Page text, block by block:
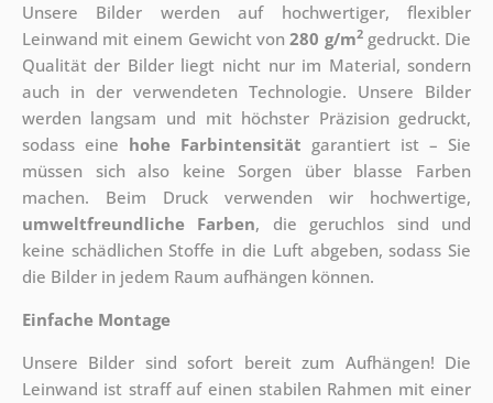
Unsere Bilder werden auf hochwertiger, flexibler
Leinwand mit einem Gewicht von280 g/m2gedruckt. Die
Qualität der Bilder liegt nicht nur im Material, sondern
auch in der verwendeten Technologie. Unsere Bilder
werden langsam und mit höchster Präzision gedruckt,
sodass eine hohe Farbintensität garantiert ist – Sie
müssen sich also keine Sorgen über blasse Farben
machen. Beim Druck verwenden wir hochwertige,
umweltfreundliche Farben, die geruchlos sind und
keine schädlichen Stoffe in die Luft abgeben, sodass Sie
die Bilder in jedem Raum aufhängen können.
Einfache Montage
Unsere Bilder sind sofort bereit zum Aufhängen! Die
Leinwand ist straff auf einen stabilen Rahmen mit einer